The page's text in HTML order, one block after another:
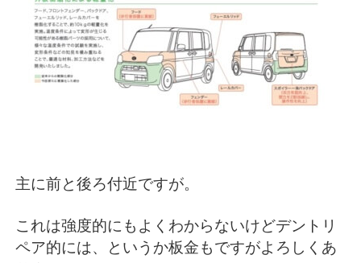
主に前と後ろ付近ですが。
これは強度的にもよくわからないけどデントリ
ペア的には、というか板金もですがよろしくあ